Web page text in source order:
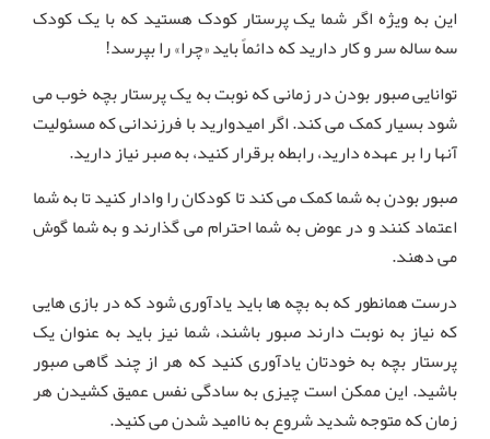
این به ویژه اگر شما یک پرستار کودک هستید که با یک کودک
سه ساله سر و کار دارید که دائماً باید «چرا» را بپرسد!
توانایی صبور بودن در زمانی که نوبت به یک پرستار بچه خوب می
شود بسیار کمک می کند. اگر امیدوارید با فرزندانی که مسئولیت
آنها را بر عهده دارید، رابطه برقرار کنید، به صبر نیاز دارید.
صبور بودن به شما کمک می کند تا کودکان را وادار کنید تا به شما
اعتماد کنند و در عوض به شما احترام می گذارند و به شما گوش
می دهند.
درست همانطور که به بچه ها باید یادآوری شود که در بازی هایی
که نیاز به نوبت دارند صبور باشند، شما نیز باید به عنوان یک
پرستار بچه به خودتان یادآوری کنید که هر از چند گاهی صبور
باشید. این ممکن است چیزی به سادگی نفس عمیق کشیدن هر
زمان که متوجه شدید شروع به ناامید شدن می کنید.